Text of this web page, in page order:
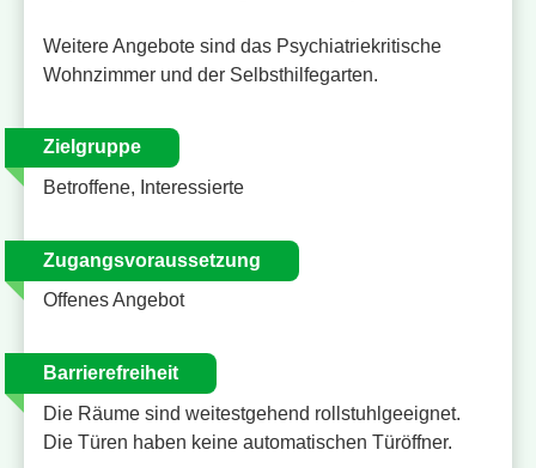
Weitere Angebote sind das Psychiatriekritische
Wohnzimmer und der Selbsthilfegarten.
Zielgruppe
Betroffene, Interessierte
Zugangsvoraussetzung
Offenes Angebot
Barrierefreiheit
Die Räume sind weitestgehend rollstuhlgeeignet.
Die Türen haben keine automatischen Türöffner.